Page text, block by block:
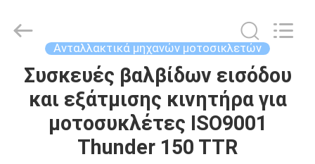
ΣΠΊΤΙ
ΠΡΟΪΌΝΤΑ
Parts
Reserved.
Ανταλλακτικά μηχανών μοτοσικλετών
Συσκευές βαλβίδων εισόδου
και εξάτμισης κινητήρα για
μοτοσυκλέτες ISO9001
Thunder 150 TTR